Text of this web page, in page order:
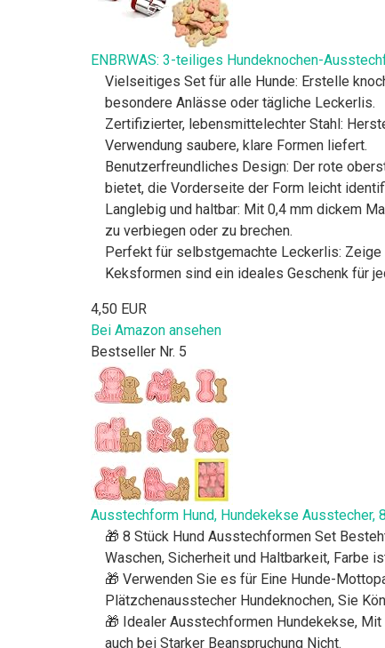
​​ENBRWAS: 3-teiliges Hundeknochen-
Vielseitiges Set für alle Hunde: Erstelle
besondere Anlässe oder tägliche Leckerlis.
Zertifizierter, lebensmittelechter Stahl:
Verwendung saubere, klare Formen liefert.
Benutzerfreundliches Design: Der rote
bietet, die Vorderseite der Form leicht
Langlebig und haltbar: Mit 0,4 mm dickem
zu verbiegen oder zu brechen.
Perfekt für selbstgemachte Leckerlis:
Keksformen sind ein ideales Geschenk für
4,50 EUR
Bei Amazon ansehen
Bestseller Nr. 5
Ausstechform Hund, Hundekekse
🎁 8 Stück Hund Ausstechformen Set
Waschen, Sicherheit und Haltbarkeit, Farbe
🎁 Verwenden Sie es für Eine Hunde-
Plätzchenausstecher Hundeknochen, Sie
🎁 Idealer Ausstechformen Hundekekse,
auch bei Starker Beanspruchung Nicht.